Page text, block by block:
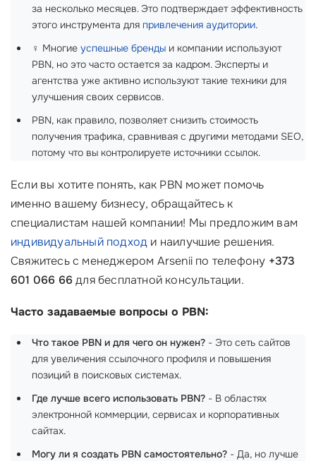
за несколько месяцев. Это подтверждает эффективность
этого инструмента для привлечения аудитории.
‍♀️ Многие успешные бренды и компании используют
PBN, но это часто остается за кадром. Эксперты и
агентства уже активно используют такие техники для
улучшения своих сервисов.
PBN, как правило, позволяет снизить стоимость
получения трафика, сравнивая с другими методами SEO,
потому что вы контролируете источники ссылок.
Если вы хотите понять, как PBN может помочь
именно вашему бизнесу, обращайтесь к
специалистам нашей компании! Мы предложим вам
индивидуальный подход и наилучшие решения.
Свяжитесь с менеджером Arsenii по телефону +373
601 066 66для бесплатной консультации.
Часто задаваемые вопросы о PBN:
Что такое PBN и для чего он нужен? - Это сеть сайтов
для увеличения ссылочного профиля и повышения
позиций в поисковых системах.
Где лучше всего использовать PBN? - В областях
электронной коммерции, сервисах и корпоративных
сайтах.
Могу ли я создать PBN самостоятельно? - Да, но лучше